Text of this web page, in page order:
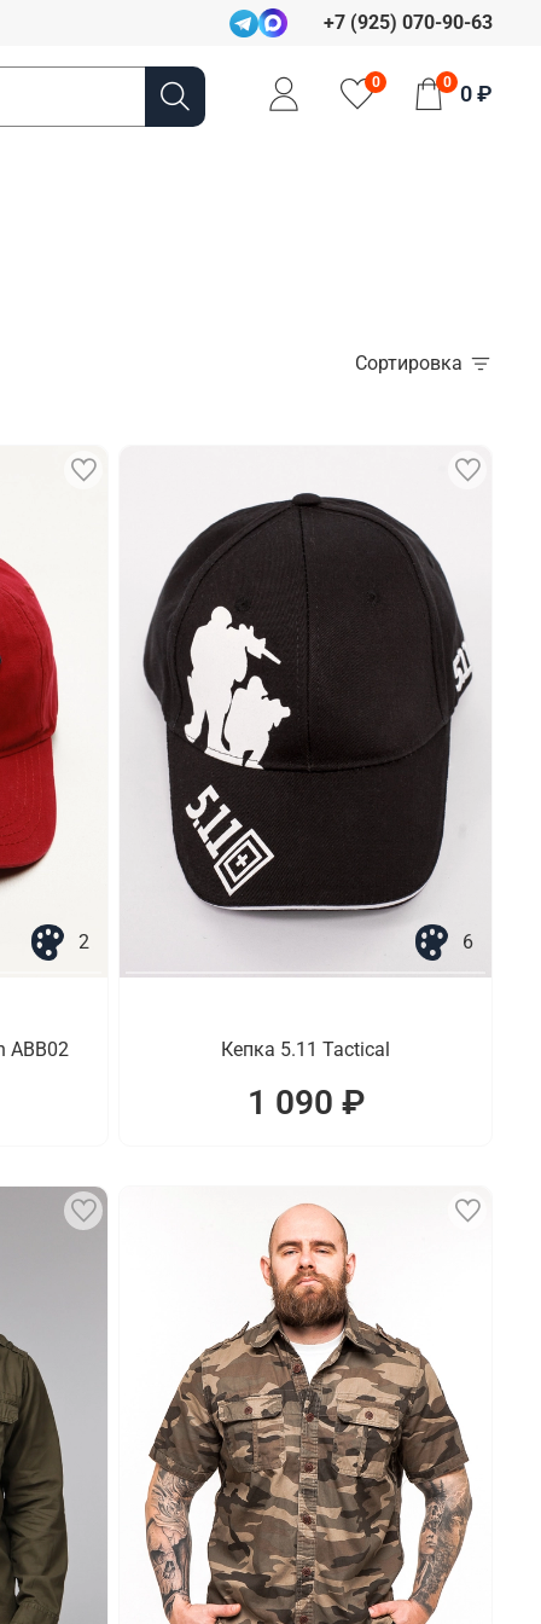
+7 (925) 070-90-63
0 0 0 ₽
Сортировка
2
ABB02
6
Кепка 5.11 Tactical
1 090 ₽